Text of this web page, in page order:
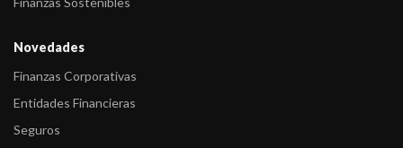
Novedades
Finanzas Corporativas
Entidades Financieras
Seguros